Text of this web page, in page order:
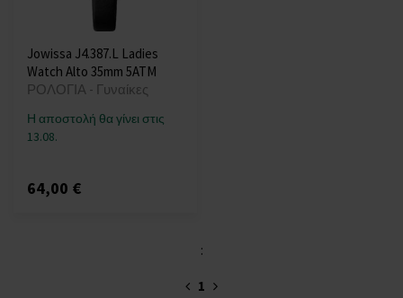
Jowissa J4.387.L Ladies
Watch Alto 35mm 5ATM
ΡΟΛΟΓΙΑ - Γυναίκες
Η αποστολή θα γίνει στις
13.08.
64,00 €
:
1